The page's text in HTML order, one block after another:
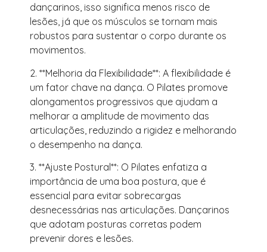
dançarinos, isso significa menos risco de
lesões, já que os músculos se tornam mais
robustos para sustentar o corpo durante os
movimentos.
2. **Melhoria da Flexibilidade**: A flexibilidade é
um fator chave na dança. O Pilates promove
alongamentos progressivos que ajudam a
melhorar a amplitude de movimento das
articulações, reduzindo a rigidez e melhorando
o desempenho na dança.
3. **Ajuste Postural**: O Pilates enfatiza a
importância de uma boa postura, que é
essencial para evitar sobrecargas
desnecessárias nas articulações. Dançarinos
que adotam posturas corretas podem
prevenir dores e lesões.